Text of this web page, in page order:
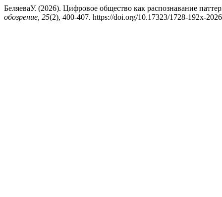
БеляеваУ. (2026). Цифровое общество как распознавание
обозрение, 25(2), 400-407. https://doi.org/10.17323/1728-192x-